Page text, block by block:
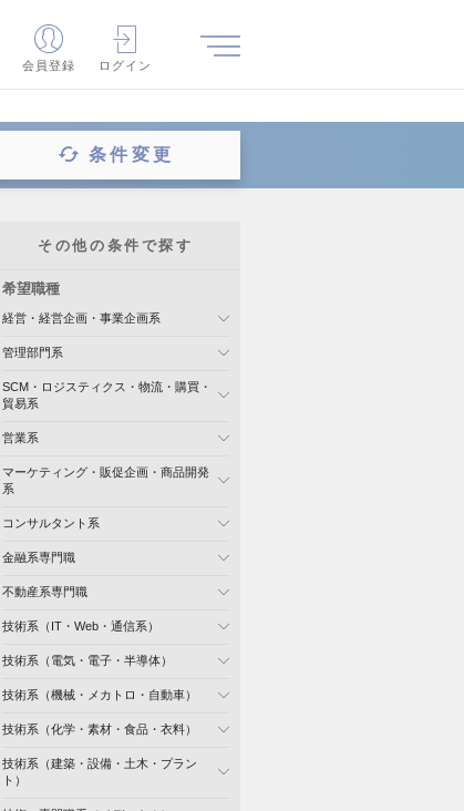
会員登録 ログイン
条件変更
その他の条件で探す
希望職種
経営・経営企画・事業企画系
管理部門系
SCM・ロジスティクス・物流・購買・
貿易系
営業系
マーケティング・販促企画・商品開発
系
コンサルタント系
金融系専門職
不動産系専門職
技術系（IT・Web・通信系）
技術系（電気・電子・半導体）
技術系（機械・メカトロ・自動車）
技術系（化学・素材・食品・衣料）
技術系（建築・設備・土木・プラン
ト）